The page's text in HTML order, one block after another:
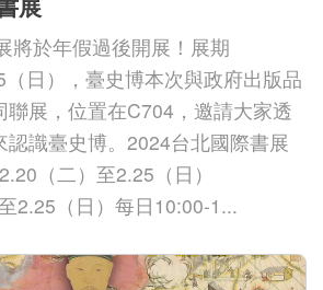
將於年假過後開展！展期
日），臺史博本次與政府出版品
聯展，位置在C704，邀請大家透
認識臺史博。2024台北國際書展
（二）至2.25（日）
2.25（日）每日10:00-1...